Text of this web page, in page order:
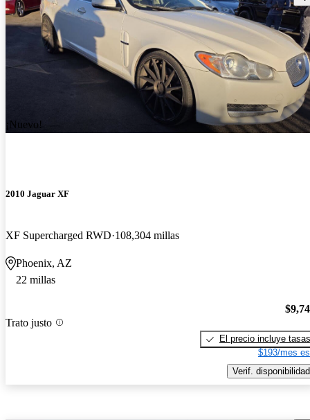
¡Nuevo!
2010 Jaguar XF
XF Supercharged RWD 108,304 millas
Phoenix, AZ
22 millas
Trato justo
El precio incluye tasas
$193/mes
Verif. disponibilidad